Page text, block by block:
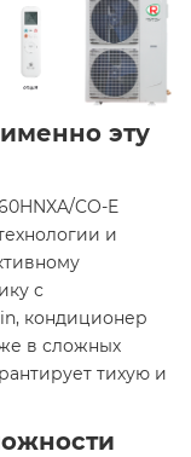
эту
CO-E
и
с
кондиционер
в сложных
тихую и